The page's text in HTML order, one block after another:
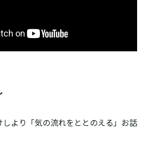
より「気の流れをととのえる」お話